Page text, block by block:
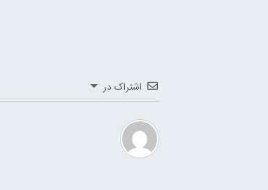
اشتراک در